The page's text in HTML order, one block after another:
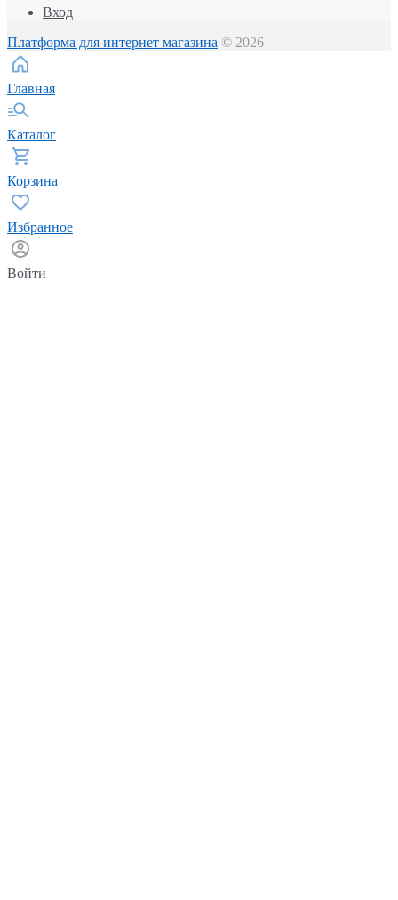
Вход
Платформа для интернет магазина © 2026
Главная
Каталог
Корзина
Избранное
Войти